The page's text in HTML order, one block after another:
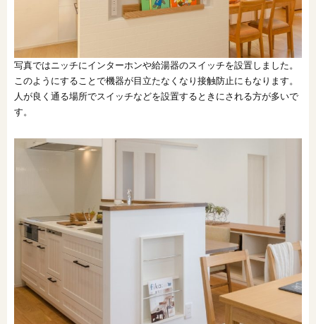
写真ではニッチにインターホンや給湯器のスイッチを設置しました。
このようにすることで機器が目立たなくなり接触防止にもなります。
人が良く通る場所でスイッチなどを設置するときにされる方が多いで
す。